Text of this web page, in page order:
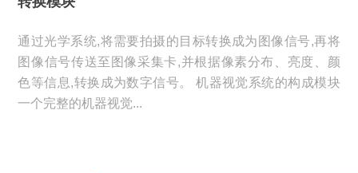
通过光学系统,将需要拍摄的目标转换成为图像信号,再将
图像信号传送至图像采集卡,并根据像素分布、亮度、颜
色等信息,转换成为数字信号。 机器视觉系统的构成模块
一个完整的机器视觉...